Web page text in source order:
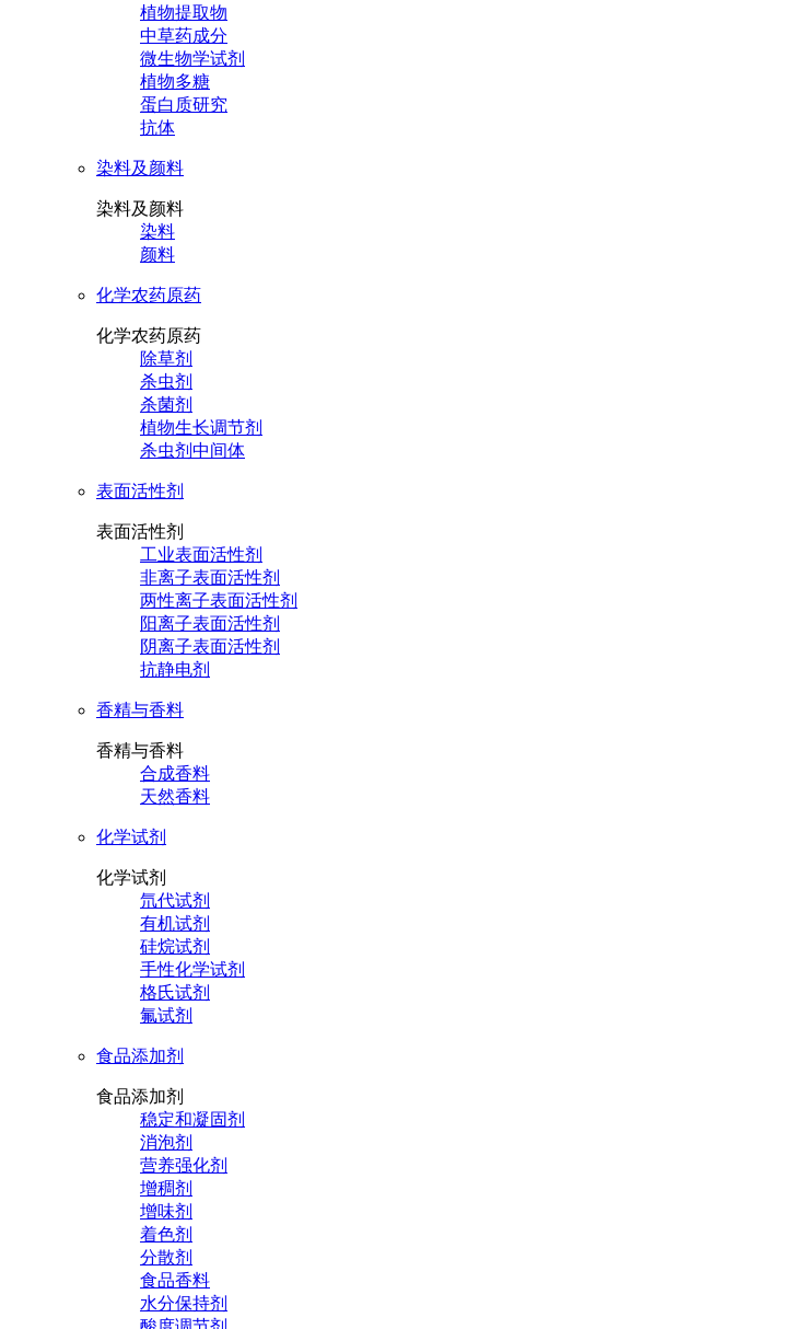
植物提取物
中草药成分
微生物学试剂
植物多糖
蛋白质研究
抗体
染料及颜料
染料及颜料
染料
颜料
化学农药原药
化学农药原药
除草剂
杀虫剂
杀菌剂
植物生长调节剂
杀虫剂中间体
表面活性剂
表面活性剂
工业表面活性剂
非离子表面活性剂
两性离子表面活性剂
阳离子表面活性剂
阴离子表面活性剂
抗静电剂
香精与香料
香精与香料
合成香料
天然香料
化学试剂
化学试剂
氘代试剂
有机试剂
硅烷试剂
手性化学试剂
格氏试剂
氟试剂
食品添加剂
食品添加剂
稳定和凝固剂
消泡剂
营养强化剂
增稠剂
增味剂
着色剂
分散剂
食品香料
水分保持剂